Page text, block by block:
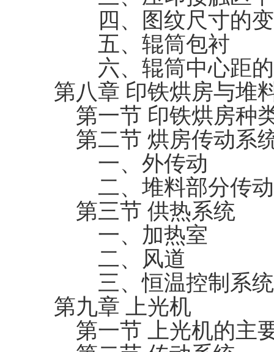
四、图纹尺寸的
五、辊筒包衬
六、辊筒中心距的
第八章 印铁烘房与堆
第一节 印铁烘房种
第二节 烘房传动系
一、外传动
二、堆料部分传动
第三节 供热系统
一、加热室
二、风道
三、恒温控制系统
第九章 上光机
第一节 上光机的主